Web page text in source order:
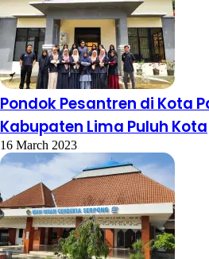
Pondok Pesantren di Kota
Kabupaten Lima Puluh Kota
16 March 2023